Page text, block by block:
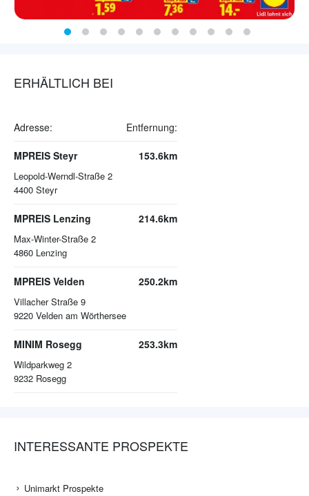
ERHÄLTLICH BEI
Adresse: Entfernung:
MPREIS Steyr
Leopold-Werndl-Straße 2
4400 Steyr
153.6km
MPREIS Lenzing
Max-Winter-Straße 2
4860 Lenzing
214.6km
MPREIS Velden
Villacher Straße 9
9220 Velden am Wörthersee
250.2km
MINIM Rosegg
Wildparkweg 2
9232 Rosegg
253.3km
INTERESSANTE PROSPEKTE
Unimarkt Prospekte